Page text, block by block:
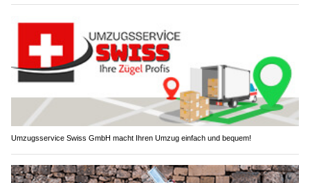
Umzugsservice Swiss GmbH macht Ihren Umzug einfach und bequem!